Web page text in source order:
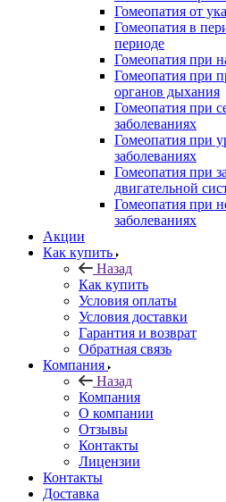
Гомеопатия от
Гомеопатия в
периоде
Гомеопатия при
Гомеопатия при
органов дыхания
Гомеопатия при
заболеваниях
Гомеопатия при
заболеваниях
Гомеопатия при
двигательной
Гомеопатия при
заболеваниях
Акции
Как купить
Назад
Как купить
Условия оплаты
Условия доставки
Гарантия и возврат
Обратная связь
Компания
Назад
Компания
О компании
Отзывы
Контакты
Лицензии
Контакты
Доставка